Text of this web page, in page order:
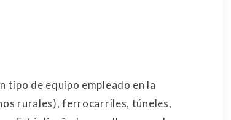
tipo de equipo empleado en la
rurales), ferrocarriles, túneles,